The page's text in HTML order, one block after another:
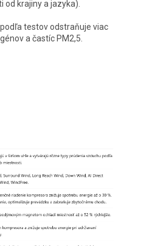
od krajiny a jazyka).
testov odstraňuje viac
a častíc PM2,5.